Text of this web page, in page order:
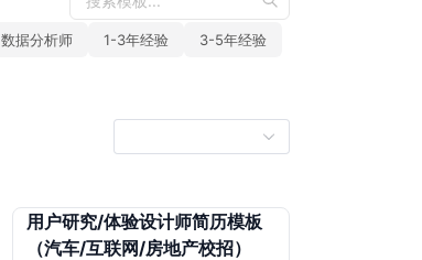
数据分析师 1-3年经验
3-5年经验
用户研究/体验设计师简历模板
（汽车/互联网/房地产校招）